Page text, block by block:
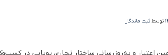
توسطثبت ماندگار
و به‌روزرسانی ساختار تجاری پویایی در